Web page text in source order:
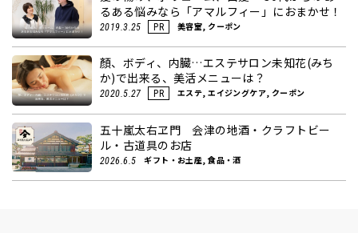
るある悩みなら「アマルフィー」におまかせ！
2019.3.25 PR 美容室, クーポン
顏、ボディ、内臓…エステサロン未知花(みち
か)で出来る、美活メニューは？
2020.5.27 PR エステ, エイジングケア, クーポン
五十嵐太右ヱ門 会津の地酒・クラフトビー
ル・古道具のお店
2026.6.5 ギフト・お土産, 食品・酒